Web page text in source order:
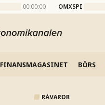
00:00:00 OMXSPI
FINANSMAGASINET BÖRS
RÅVAROR